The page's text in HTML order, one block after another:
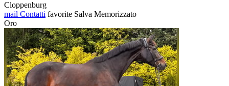
Cloppenburg
mail Contatti favorite Salva Memorizzato
Oro